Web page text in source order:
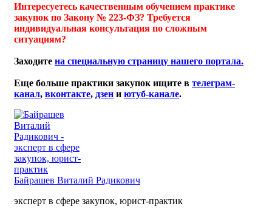
Интересуетесь качественным обучением практике
закупок по Закону № 223-ФЗ? Требуется
индивидуальная консультация по сложным
ситуациям?
Заходите на специальную страницу нашего портала.
Еще больше практики закупок ищите в телеграм-
канал, вконтакте, дзен и ютуб-канале.
Байрашев Виталий Радикович
эксперт в сфере закупок, юрист-практик